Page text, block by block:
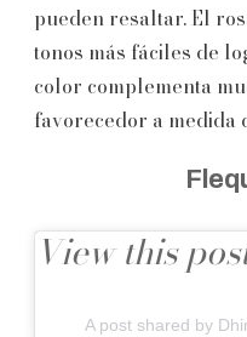
pueden resaltar. El
tonos más fáciles de
color complementa
favorecedor a medida
View this
A post shared by